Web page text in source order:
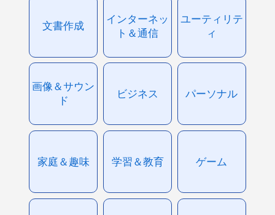
文書作成
インターネッ
ト＆通信
ユーティリテ
ィ
画像＆サウン
ド
ビジネス パーソナル
家庭＆趣味 学習＆教育 ゲーム